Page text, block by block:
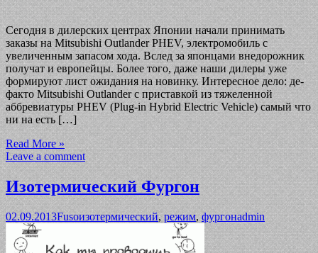
Сегодня в дилерских центрах Японии начали принимать
заказы на Mitsubishi Outlander PHEV, электромобиль с
увеличенным запасом хода. Вслед за японцами внедорожник
получат и европейцы. Более того, даже наши дилеры уже
формируют лист ожидания на новинку. Интересное дело: де-
факто Mitsubishi Outlander с приставкой из тяжеленной
аббревиатуры PHEV (Plug-in Hybrid Electric Vehicle) самый что
ни на есть […]
Read More »
Leave a comment
Изотермический Фургон
02.09.2013Fusoизотермический,режим, фургонadmin